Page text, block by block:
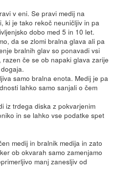
v eni. Se pravi medij na
ki je tako rekoč neuničljiv in pa
dobo med 5 in 10 let.
da se zlomi bralna glava ali pa
bralnih glav so ponavadi vsi
če se ob napaki glava zarije
samo bralna enota. Medij je pa
lahko samo sanjali o čem
iz trdega diska z pokvarjenim
in se lahko vse podatke spet
medij in bralnik medija in zato
ob okvarah samo zamenjamo
manj zanesljiv od